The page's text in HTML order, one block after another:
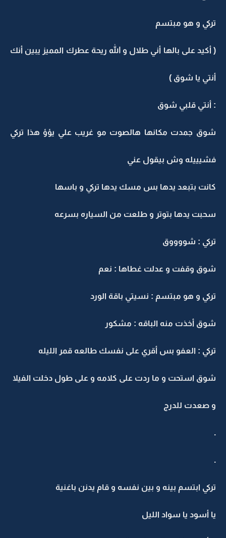
تركي و هو مبتسم
( أكيد على بالها أني طلال و الله ريحة عطرك المميز يبين أنك
أنتي يا شوق )
: أنتي قلبي شوق
شوق جمدت مكانها هالصوت مو غريب علي يؤؤ هذا تركي
فشيييله وش بيقول عني
كانت بتبعد يدها بس مسك يدها تركي و باسها
سحبت يدها بتوتر و طلعت من السياره بسرعه
تركي : شووووق
شوق وقفت و عدلت غطاها : نعم
تركي و هو مبتسم : نسيتي باقة الورد
شوق أخذت منه الباقه : مشكور
تركي : العفو بس أقري على نفسك طالعه قمر الليله
شوق استحت و ما ردت على كلامه و على طول دخلت الفيلا
و صعدت للدرج
.
.
تركي ابتسم بينه و بين نفسه و قام يدنن باغنية
يا أسود يا سواد الليل